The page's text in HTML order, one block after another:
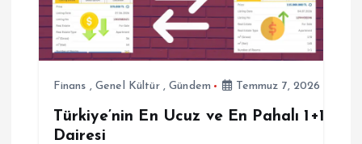
e
s
Finans ,Genel Kültür,Gündem Temmuz 7, 2026
Türkiye’nin En Ucuz ve En Pahalı 1+1
Dairesi